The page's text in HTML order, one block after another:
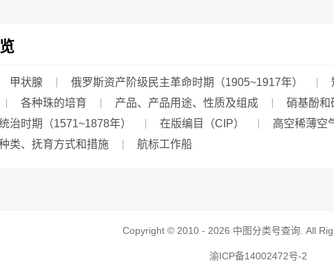
甲状腺 俄罗斯资产阶级民主革命时期（1905~1917年）
各种珠的培育 产品、产品用途、性质及组成 硝基酚和
治时期（1571~1878年） 在版编目（CIP） 高空稀薄空
类、抚育方式和措施 航标工作船
Copyright © 2010 - 2026 中图分类号查询 . All
渝ICP备14002472号-2